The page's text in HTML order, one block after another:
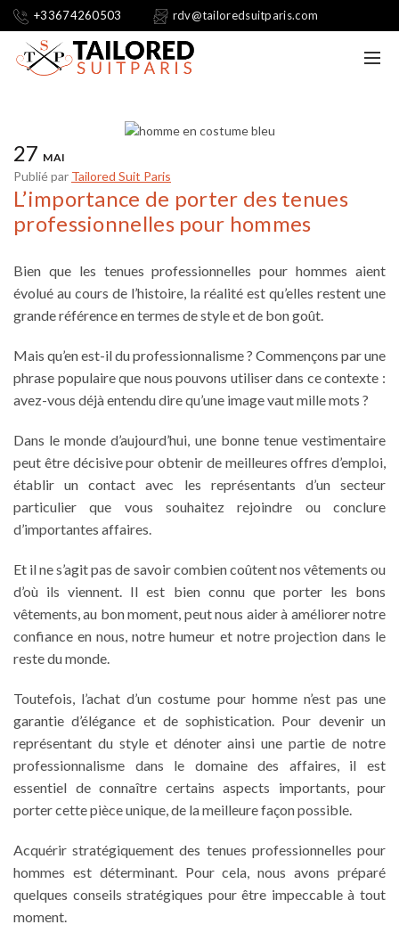
+33674260503 rdv@tailoredsuitparis.com
27 MAI
L’importance de porter des tenues
professionnelles pour hommes
Publié par Tailored Suit Paris
Bien que les tenues professionnelles pour hommes aient
évolué au cours de l’histoire, la réalité est qu’elles restent une
grande référence en termes de style et de bon goût.
Mais qu’en est-il du professionnalisme ? Commençons par une
phrase populaire que nous pouvons utiliser dans ce contexte :
avez-vous déjà entendu dire qu’une image vaut mille mots ?
Dans le monde d’aujourd’hui, une bonne tenue vestimentaire
peut être décisive pour obtenir de meilleures offres d’emploi,
établir un contact avec les représentants d’un secteur
particulier que vous souhaitez rejoindre ou conclure
d’importantes affaires.
Et il ne s’agit pas de savoir combien coûtent nos vêtements ou
d’où ils viennent. Il est bien connu que porter les bons
vêtements, au bon moment, peut nous aider à améliorer notre
confiance en nous, notre humeur et notre projection dans le
reste du monde.
Toutefois, l’achat d’un costume pour homme n’est pas une
garantie d’élégance et de sophistication. Pour devenir un
représentant du style et dénoter ainsi une partie de notre
professionnalisme dans le domaine des affaires, il est
essentiel de connaître certains aspects importants, pour
porter cette pièce unique, de la meilleure façon possible.
Acquérir stratégiquement des tenues professionnelles pour
hommes est déterminant. Pour cela, nous avons préparé
quelques conseils stratégiques pour être impeccable à tout
moment.